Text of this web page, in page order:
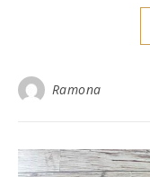
Ramona